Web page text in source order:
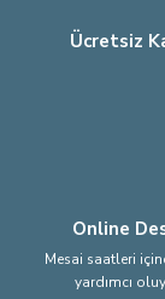
ÜrünÜcretsiz
Online
Mesai saatleri
yardımcı